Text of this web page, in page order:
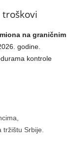
na graničnim
godine.
kontrole
Srbije.